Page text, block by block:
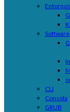
Software
CLI
Consola
GRUB